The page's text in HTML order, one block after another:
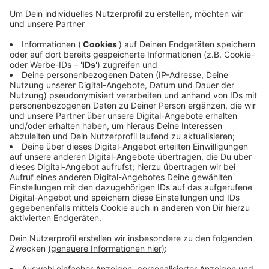
Künftig dürfen Windräder nur noch in genau
festgelegten Gebieten gebaut werden. Im Kreis
Mettmann seien einige geplante Flächen deutlich
reduziert worden – vor allem in Mettmann selbst. Von
der Stadt heisst es dazu: Für Mettmann bedeutete
dies, dass auf einer Fläche von rund 50 Hektar die
Möglichkeit bestehen sollte, bis zu fünf Windräder
ohne Höhenbegrenzung zu errichten. Die Flächen
wurden zwischen der Löffelbecksiedlung in Richtung
Homberg rechts entlang der Landstraße und südlich
des Golfplatzes in Obschwarzbach ausgewiesen.
Anzeige